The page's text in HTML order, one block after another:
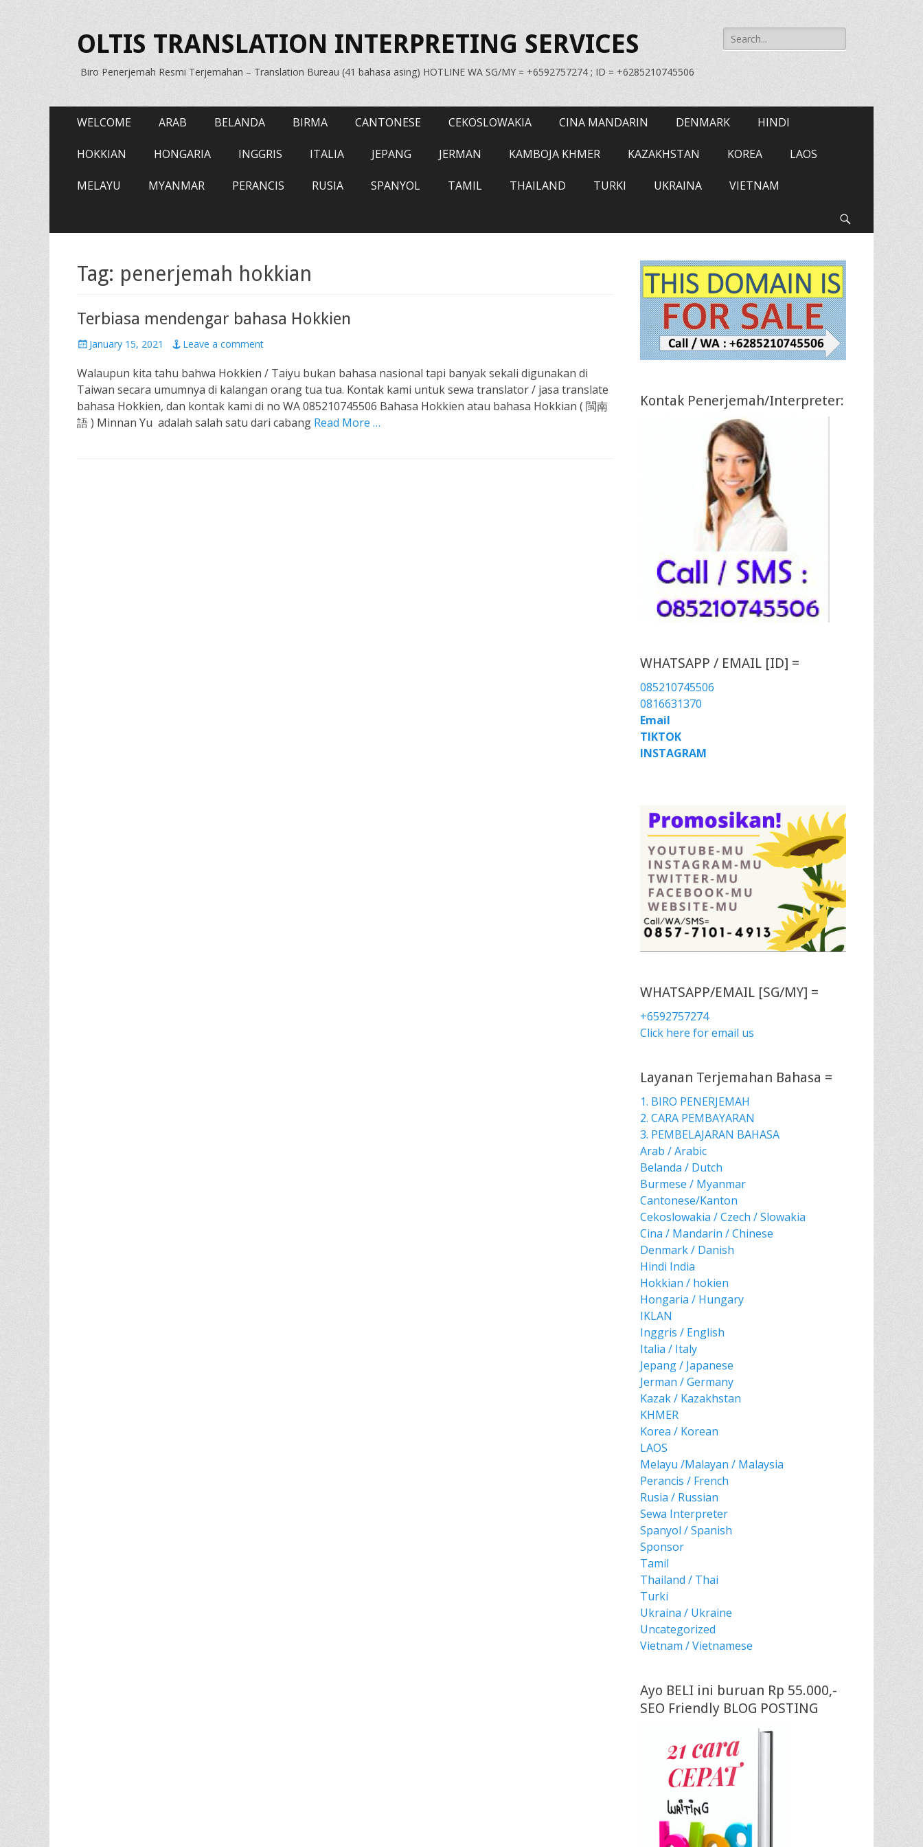
OLTIS TRANSLATION INTERPRETING SERVICES
Biro Penerjemah Resmi Terjemahan – Translation Bureau (41 bahasa asing) HOTLINE WA SG/MY = +6592757274 ; ID = +6285210745506
Search
for:
Primary
content
WELCOME ARAB BELANDA BIRMA CANTONESE CEKOSLOWAKIA CINA MANDARIN DENMARK HINDI
HOKKIAN HONGARIA INGGRIS ITALIA JEPANG JERMAN KAMBOJA KHMER KAZAKHSTAN KOREA LAOS
MELAYU MYANMAR PERANCIS RUSIA SPANYOL TAMIL THAILAND TURKI UKRAINA VIETNAM
Tag: penerjemah hokkian
Terbiasa mendengar bahasa Hokkien
Posted
January 15, 2021 Leave a comment
Walaupun kita tahu bahwa Hokkien / Taiyu bukan bahasa nasional tapi banyak sekali digunakan di
Taiwan secara umumnya di kalangan orang tua tua. Kontak kami untuk sewa translator / jasa translate
bahasa Hokkien, dan kontak kami di no WA 085210745506 Bahasa Hokkien atau bahasa Hokkian ( 閩南
語 ) Minnan Yu adalah salah satu dari cabang Read More …
Kontak Penerjemah/Interpreter:
WHATSAPP / EMAIL [ID] =
085210745506
0816631370
Email
TIKTOK
INSTAGRAM
WHATSAPP/EMAIL [SG/MY] =
+6592757274
Click here for email us
Layanan Terjemahan Bahasa =
1. BIRO PENERJEMAH
2. CARA PEMBAYARAN
3. PEMBELAJARAN BAHASA
Arab / Arabic
Belanda / Dutch
Burmese / Myanmar
Cantonese/Kanton
Cekoslowakia / Czech / Slowakia
Cina / Mandarin / Chinese
Denmark / Danish
Hindi India
Hokkian / hokien
Hongaria / Hungary
IKLAN
Inggris / English
Italia / Italy
Jepang / Japanese
Jerman / Germany
Kazak / Kazakhstan
KHMER
Korea / Korean
LAOS
Melayu /Malayan / Malaysia
Perancis / French
Rusia / Russian
Sewa Interpreter
Spanyol / Spanish
Sponsor
Tamil
Thailand / Thai
Turki
Ukraina / Ukraine
Uncategorized
Vietnam / Vietnamese
Ayo BELI ini buruan Rp 55.000,-
SEO Friendly BLOG POSTING